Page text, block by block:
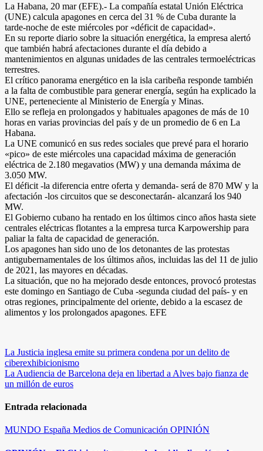
La Habana, 20 mar (EFE).- La compañía estatal Unión Eléctrica
(UNE) calcula apagones en cerca del 31 % de Cuba durante la
tarde-noche de este miércoles por «déficit de capacidad».
En su reporte diario sobre la situación energética, la empresa alertó
que también habrá afectaciones durante el día debido a
mantenimientos en algunas unidades de las centrales termoeléctricas
terrestres.
El crítico panorama energético en la isla caribeña responde también
a la falta de combustible para generar energía, según ha explicado la
UNE, perteneciente al Ministerio de Energía y Minas.
Ello se refleja en prolongados y habituales apagones de más de 10
horas en varias provincias del país y de un promedio de 6 en La
Habana.
La UNE comunicó en sus redes sociales que prevé para el horario
«pico» de este miércoles una capacidad máxima de generación
eléctrica de 2.180 megavatios (MW) y una demanda máxima de
3.050 MW.
El déficit -la diferencia entre oferta y demanda- será de 870 MW y la
afectación -los circuitos que se desconectarán- alcanzará los 940
MW.
El Gobierno cubano ha rentado en los últimos cinco años hasta siete
centrales eléctricas flotantes a la empresa turca Karpowership para
paliar la falta de capacidad de generación.
Los apagones han sido uno de los detonantes de las protestas
antigubernamentales de los últimos años, incluidas las del 11 de julio
de 2021, las mayores en décadas.
La situación, que no ha mejorado desde entonces, provocó protestas
este domingo en Santiago de Cuba -segunda ciudad del país- y en
otras regiones, principalmente del oriente, debido a la escasez de
alimentos y los prolongados apagones. EFE
Navegación
de
entradas
La Justicia inglesa emite su primera condena por un delito de
ciberexhibicionismo
La Audiencia de Barcelona deja en libertad a Alves bajo fianza de
un millón de euros
Entrada relacionada
MUNDO España Medios de Comunicación OPINIÓN